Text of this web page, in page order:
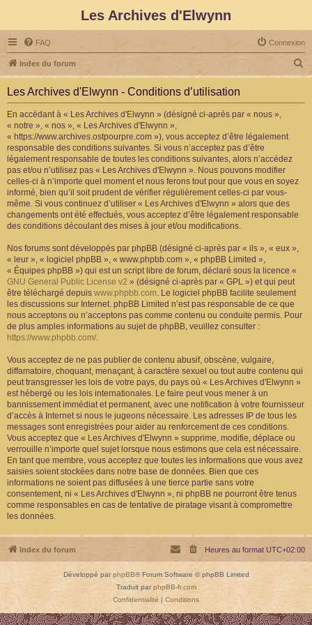
Les Archives d'Elwynn
FAQ Connexion
Index du forum
e
Les Archives d'Elwynn - Conditions d’utilisation
En accédant à « Les Archives d'Elwynn » (désigné ci-après par « nous »,
« notre », « nos », « Les Archives d'Elwynn »,
« https://www.archives.ostpourpre.com »), vous acceptez d’être légalement
responsable des conditions suivantes. Si vous n’acceptez pas d’être
légalement responsable de toutes les conditions suivantes, alors n’accédez
pas et/ou n’utilisez pas « Les Archives d'Elwynn ». Nous pouvons modifier
celles-ci à n’importe quel moment et nous ferons tout pour que vous en soyez
informé, bien qu’il soit prudent de vérifier régulièrement celles-ci par vous-
même. Si vous continuez d’utiliser « Les Archives d'Elwynn » alors que des
changements ont été effectués, vous acceptez d’être légalement responsable
des conditions découlant des mises à jour et/ou modifications.
Nos forums sont développés par phpBB (désigné ci-après par « ils », « eux »,
« leur », « logiciel phpBB », « www.phpbb.com », « phpBB Limited »,
« Équipes phpBB ») qui est un script libre de forum, déclaré sous la licence «
GNU General Public License v2 » (désigné ci-après par « GPL ») et qui peut
être téléchargé depuis www.phpbb.com. Le logiciel phpBB facilite seulement
les discussions sur Internet. phpBB Limited n’est pas responsable de ce que
nous acceptons ou n’acceptons pas comme contenu ou conduite permis. Pour
de plus amples informations au sujet de phpBB, veuillez consulter :
https://www.phpbb.com/.
Vous acceptez de ne pas publier de contenu abusif, obscène, vulgaire,
diffamatoire, choquant, menaçant, à caractère sexuel ou tout autre contenu qui
peut transgresser les lois de votre pays, du pays où « Les Archives d'Elwynn »
est hébergé ou les lois internationales. Le faire peut vous mener à un
bannissement immédiat et permanent, avec une notification à votre fournisseur
d’accès à Internet si nous le jugeons nécessaire. Les adresses IP de tous les
messages sont enregistrées pour aider au renforcement de ces conditions.
Vous acceptez que « Les Archives d'Elwynn » supprime, modifie, déplace ou
verrouille n’importe quel sujet lorsque nous estimons que cela est nécessaire.
En tant que membre, vous acceptez que toutes les informations que vous avez
saisies soient stockées dans notre base de données. Bien que ces
informations ne soient pas diffusées à une tierce partie sans votre
consentement, ni « Les Archives d'Elwynn », ni phpBB ne pourront être tenus
comme responsables en cas de tentative de piratage visant à compromettre
les données.
Index du forum Heures au format UTC+02:00
Développé parphpBB® Forum Software © phpBB Limited
Traduit parphpBB-fr.com
Confidentialité | Conditions